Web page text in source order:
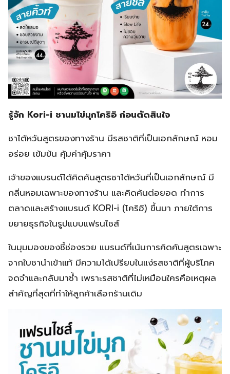
รู้จัก Kori-i ชานมไข่มุกโคริอิ ก่อนตัดสินใจ
ชาไต้หวันสูตรของทางร้าน มีรสชาติที่เป็นเอกลักษณ์ หอม
อร่อย เข้มข้น คุ้มค่าคุ้มราคา
เจ้าของแบรนด์ได้คิดค้นสูตรชาไต้หวันที่เป็นเอกลักษณ์ มี
กลิ่นหอมเฉพาะของทางร้าน และคิดค้นต่อยอด ทำการ
ตลาดและสร้างแบรนด์ KORI-i (โคริอิ) ขึ้นมา ภายใต้การ
ขยายธุรกิจในรูปแบบแฟรนไชส์
ในมุมมองของชี้ช่องรวย แบรนด์ที่เน้นการคิดค้นสูตรเฉพาะ
จากใบชานำเข้าแท้ มีความได้เปรียบในแง่รสชาติที่ผู้บริโภค
จดจำและกลับมาซ้ำ เพราะรสชาติที่ไม่เหมือนใครคือเหตุผล
สำคัญที่สุดที่ทำให้ลูกค้าเลือกร้านเดิม